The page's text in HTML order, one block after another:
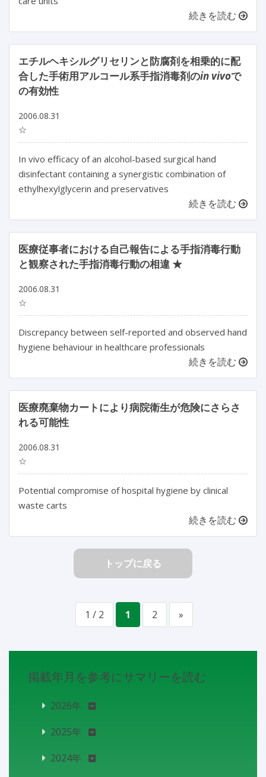
続きを読む
エチルヘキシルグリセリンと防腐剤を相乗的に配
合した手術用アルコール系手指消毒剤のin vivoで
の有効性
2006.08.31
☆
In vivo efficacy of an alcohol-based surgical hand
disinfectant containing a synergistic combination of
ethylhexylglycerin and preservatives
続きを読む
医療従事者における自己報告による手指消毒行動
と観察された手指消毒行動の相違 ★
2006.08.31
☆
Discrepancy between self-reported and observed hand
hygiene behaviour in healthcare professionals
続きを読む
医療廃棄物カートにより病院衛生が危険にさらさ
れる可能性
2006.08.31
☆
Potential compromise of hospital hygiene by clinical
waste carts
続きを読む
トップに戻る
1 / 2 1 2 »
掲載年月を参考にサマリーを読む
2026年
2025年
2024年